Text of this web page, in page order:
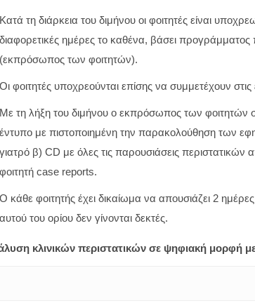
Κατά τη διάρκεια του διμήνου οι φοιτητές είναι
διαφορετικές ημέρες το καθένα, βάσει
(εκπρόσωπος των φοιτητών).
Οι φοιτητές υποχρεούνται επίσης να συμμετέχουν στις
Με τη λήξη του διμήνου ο εκπρόσωπος των φοιτητών
έντυπο με πιστοποιημένη την παρακολούθηση των
γιατρό β) CD με όλες τις παρουσιάσεις
φοιτητή case reports.
Ο κάθε φοιτητής έχει δικαίωμα να απουσιάζει 2
αυτού του ορίου δεν γίνονται δεκτές.
κλινικών περιστατικών σε ψηφιακή μορφή